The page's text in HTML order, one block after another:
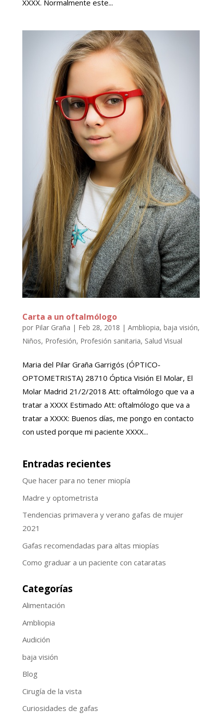
XXXX. Normalmente este...
Carta a un oftalmólogo
por Pilar Graña | Feb 28, 2018 | Ambliopia, baja visión,
Niños, Profesión, Profesión sanitaria, Salud Visual
Maria del Pilar Graña Garrigós (ÓPTICO-
OPTOMETRISTA) 28710 Óptica Visión El Molar, El
Molar Madrid 21/2/2018 Att: oftalmólogo que va a
tratar a XXXX Estimado Att: oftalmólogo que va a
tratar a XXXX: Buenos días, me pongo en contacto
con usted porque mi paciente XXXX...
Entradas recientes
Que hacer para no tener miopía
Madre y optometrista
Tendencias primavera y verano gafas de mujer
2021
Gafas recomendadas para altas miopías
Como graduar a un paciente con cataratas
Categorías
Alimentación
Ambliopia
Audición
baja visión
Blog
Cirugía de la vista
Curiosidades de gafas